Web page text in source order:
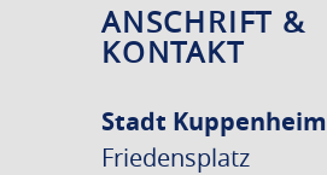
ANSCHRIFT &
KONTAKT
Stadt Kuppenheim
Friedensplatz